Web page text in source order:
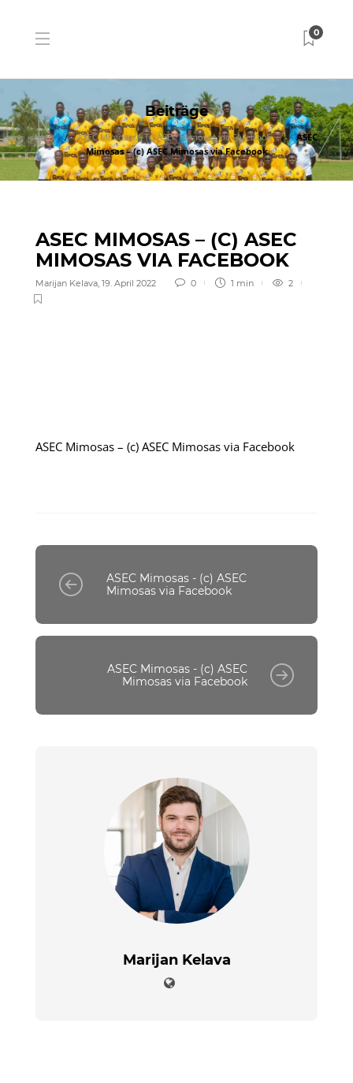
0
Beiträge
Start ASEC Mimosas – (c) ASEC Mimosas via Facebook
ASEC
Mimosas – (c) ASEC Mimosas via Facebook
ASEC MIMOSAS – (C) ASEC
MIMOSAS VIA FACEBOOK
Marijan Kelava, 19. April 2022 0 1 min 2
ASEC Mimosas – (c) ASEC Mimosas via Facebook
ASEC Mimosas - (c) ASEC
Mimosas via Facebook
ASEC Mimosas - (c) ASEC
Mimosas via Facebook
Marijan Kelava